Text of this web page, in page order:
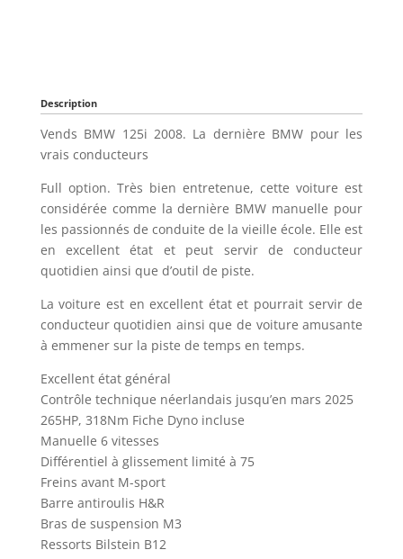
Description
Vends BMW 125i 2008. La dernière BMW pour les
vrais conducteurs
Full option. Très bien entretenue, cette voiture est
considérée comme la dernière BMW manuelle pour
les passionnés de conduite de la vieille école. Elle est
en excellent état et peut servir de conducteur
quotidien ainsi que d’outil de piste.
La voiture est en excellent état et pourrait servir de
conducteur quotidien ainsi que de voiture amusante
à emmener sur la piste de temps en temps.
Excellent état général
Contrôle technique néerlandais jusqu’en mars 2025
265HP, 318Nm Fiche Dyno incluse
Manuelle 6 vitesses
Différentiel à glissement limité à 75
Freins avant M-sport
Barre antiroulis H&R
Bras de suspension M3
Ressorts Bilstein B12